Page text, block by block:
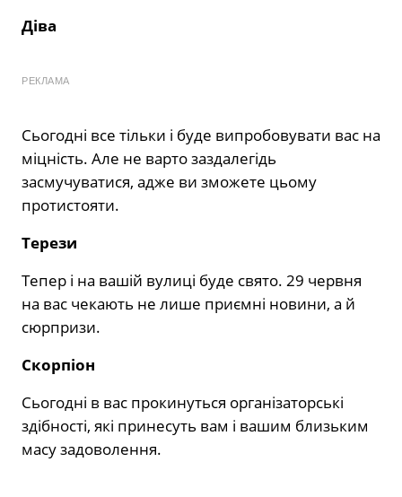
Діва
РЕКЛАМА
Сьогодні все тільки і буде випробовувати вас на
міцність. Але не варто заздалегідь
засмучуватися, адже ви зможете цьому
протистояти.
Терези
Тепер і на вашій вулиці буде свято. 29 червня
на вас чекають не лише приємні новини, а й
сюрпризи.
Скорпіон
Сьогодні в вас прокинуться організаторські
здібності, які принесуть вам і вашим близьким
масу задоволення.